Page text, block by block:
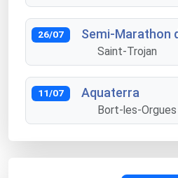
26/07 Semi-Marathon
Saint-Trojan
11/07 Aquaterra
Bort-les-Orgues